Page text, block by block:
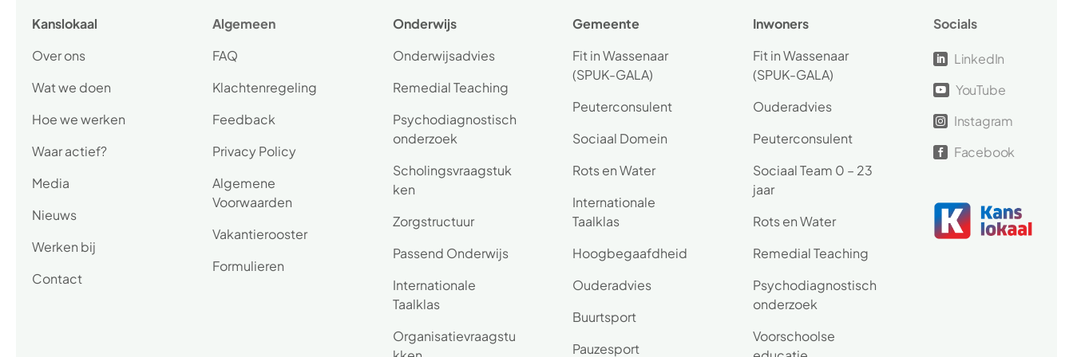
Kanslokaal
Over ons
Wat we doen
Hoe we werken
Waar actief?
Media
Nieuws
Werken bij
Contact
Algemeen
FAQ
Klachtenregeling
Feedback
Privacy Policy
Algemene
Voorwaarden
Vakantierooster
Formulieren
Onderwijs
Onderwijsadvies
Remedial Teaching
Psychodiagnostisch
onderzoek
Scholingsvraagstuk
ken
Zorgstructuur
Passend Onderwijs
Internationale
Taalklas
Organisatievraagstu
Gemeente
Fit in Wassenaar
(SPUK-GALA)
Peuterconsulent
Sociaal Domein
Rots en Water
Internationale
Taalklas
Hoogbegaafdheid
Ouderadvies
Buurtsport
Pauzesport
Inwoners
Fit in Wassenaar
(SPUK-GALA)
Ouderadvies
Peuterconsulent
Sociaal Team 0 – 23
jaar
Rots en Water
Remedial Teaching
Psychodiagnostisch
onderzoek
Voorschoolse
Socials
 LinkedIn
 YouTube
 Instagram
 Facebook